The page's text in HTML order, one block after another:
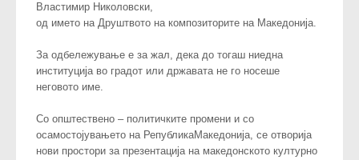
Властимир Николовски,
од името на Друштвото на композиторите на Македонија.
За одбележување е за жал, дека до тогаш ниедна
институција во градот или државата не го носеше
неговото име.
Со општествено – политичките промени и со
осамостојувањето на РепубликаМакедонија, се отворија
нови простори за презентација на македонското културно